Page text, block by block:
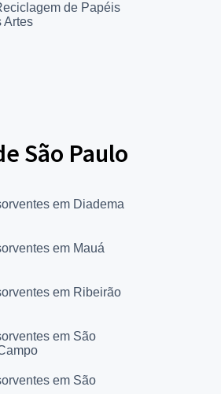
de Papéis
Artes
São Paulo
em Diadema
em Mauá
em Ribeirão
em São
em São